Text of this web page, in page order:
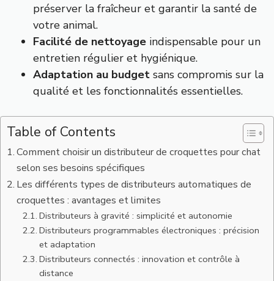
préserver la fraîcheur et garantir la santé de
votre animal.
Facilité de nettoyage indispensable pour un
entretien régulier et hygiénique.
Adaptation au budget sans compromis sur la
qualité et les fonctionnalités essentielles.
Table of Contents
Comment choisir un distributeur de croquettes pour chat
selon ses besoins spécifiques
Les différents types de distributeurs automatiques de
croquettes : avantages et limites
Distributeurs à gravité : simplicité et autonomie
Distributeurs programmables électroniques : précision
et adaptation
Distributeurs connectés : innovation et contrôle à
distance